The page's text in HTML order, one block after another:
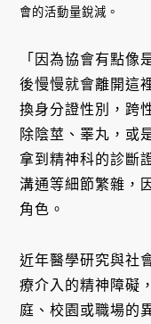
會的活動量銳減。
「因為協會有點像
後慢慢就會離開這
換身分證性別，跨
除陰莖、睪丸，或
拿到精神科的診斷
溝通等細節繁雜，
角色。
近年醫學研究與社
療介入的精神障礙
庭、校園或職場的